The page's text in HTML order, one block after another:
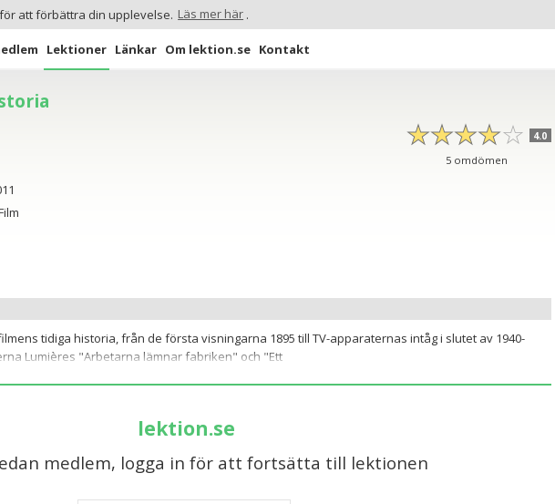
att förbättra din upplevelse. Läs mer här .
Lektioner Länkar Om lektion.se Kontakt
☆☆☆☆☆
★★★★★ 4.0
5omdömen
tidiga historia, från de första visningarna 1895 till TV-apparaternas intåg i slutet av 1940-
Lumières "Arbetarna lämnar fabriken" och "Ett
lektion.se
medlem, logga in för att fortsätta till lektionen